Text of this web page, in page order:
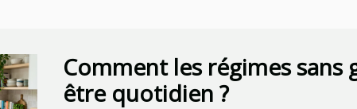
Comment les régimes
être quotidien ?